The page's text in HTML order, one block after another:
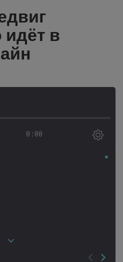
идёт в
0:00